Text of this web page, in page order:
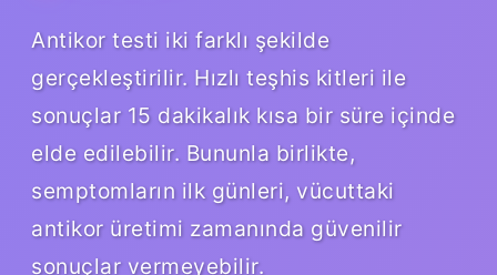
Antikor testi iki farklı şekilde
gerçekleştirilir. Hızlı teşhis kitleri ile
sonuçlar 15 dakikalık kısa bir süre içinde
elde edilebilir. Bununla birlikte,
semptomların ilk günleri, vücuttaki
antikor üretimi zamanında güvenilir
sonuçlar vermeyebilir.